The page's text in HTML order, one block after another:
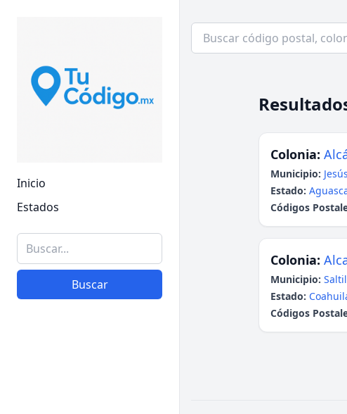
Inicio
Estados
Buscar
Colonia:
Municipio:
Estado:
Códigos
Colonia:
Municipio:
Estado:
Códigos